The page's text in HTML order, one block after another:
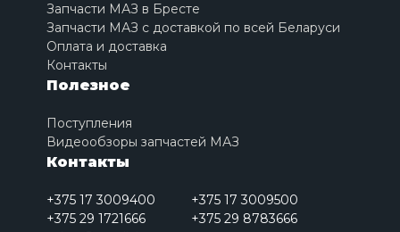
Запчасти МАЗ в Бресте
Запчасти МАЗ с доставкой по всей Беларуси
Оплата и доставка
Контакты
Полезное
Поступления
Видеообзоры запчастей МАЗ
Контакты
+375 17 3009400
+375 17 3009500
+375 29 1721666
+375 29 8783666